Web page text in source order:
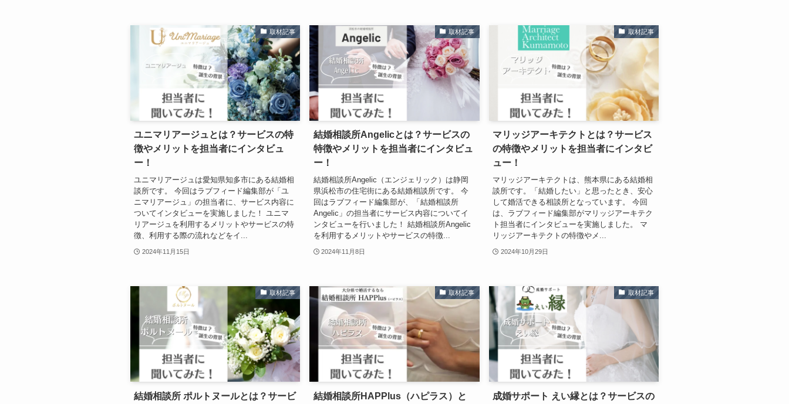
取材記事
ユニマリアージュとは？サービスの特
徴やメリットを担当者にインタビュ
ー！
ユニマリアージュは愛知県知多市にある結婚相
談所です。 今回はラブフィード編集部が「ユ
ニマリアージュ」の担当者に、サービス内容に
ついてインタビューを実施しました！ ユニマ
リアージュを利用するメリットやサービスの特
徴、利用する際の流れなどをイ...
2024年11月15日
取材記事
結婚相談所Angelicとは？サービスの
特徴やメリットを担当者にインタビュ
ー！
結婚相談所Angelic（エンジェリック）は静岡
県浜松市の住宅街にある結婚相談所です。 今
回はラブフィード編集部が、「結婚相談所
Angelic」の担当者にサービス内容についてイ
ンタビューを行いました！ 結婚相談所Angelic
を利用するメリットやサービスの特徴...
2024年11月8日
取材記事
マリッジアーキテクトとは？サービス
の特徴やメリットを担当者にインタビ
ュー！
マリッジアーキテクトは、熊本県にある結婚相
談所です。「結婚したい」と思ったとき、安心
して婚活できる相談所となっています。 今回
は、ラブフィード編集部がマリッジアーキテク
ト担当者にインタビューを実施しました。 マ
リッジアーキテクトの特徴やメ...
2024年10月29日
取材記事
結婚相談所 ポルトヌールとは？サービ
取材記事
結婚相談所HAPPlus（ハピラス）と
取材記事
成婚サポート えい縁とは？サービスの